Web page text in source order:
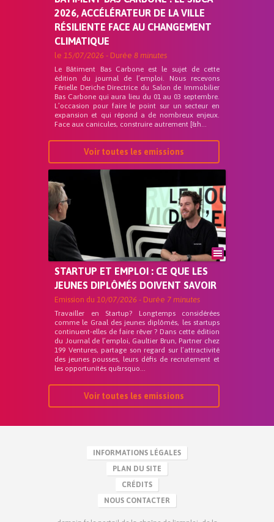
2026, ACCÉLÉRATEUR DE LA VILLE
RÉSILIENTE FACE AU CHANGEMENT
CLIMATIQUE
le 15/07/2026 - Durée 8 minutes
Le Bâtiment Bas Carbone est le sujet de cette
édition du journal de l’emploi. Nous recevons
Férielle Deriche Directrice du Salon de Immobilier
Bas Carbone qui aura lieu du 01 au 03 septembre.
L’occasion pour faire le point sur un secteur en
expansion et qui répond a de nombreux enjeux.
Face aux canicules, construire autrement [&h...
Voir toutes les emissions
STARTUP ET EMPLOI : CE QUE LES
JEUNES DIPLÔMÉS DOIVENT SAVOIR
Emission du 10/07/2026 - Durée 7 minutes
Travailler en Startup? Longtemps considérées
comme le Graal des jeunes diplômés, les startups
continuent-elles de faire rêver ? Dans cette édition
du Journal de l’emploi, Gaultier Brun, Partner chez
199 Ventures, partage son regard sur l’attractivité
des jeunes pousses, leurs défis de recrutement et
les opportunités qu&rsquo...
Voir toutes les emissions
INFORMATIONS LÉGALES
PLAN DU SITE
CRÉDITS
NOUS CONTACTER